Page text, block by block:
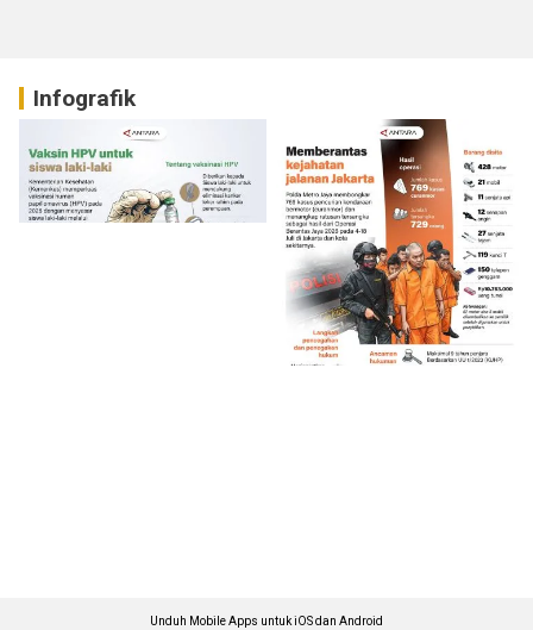
Infografik
Unduh Mobile Apps untuk iOS dan Android